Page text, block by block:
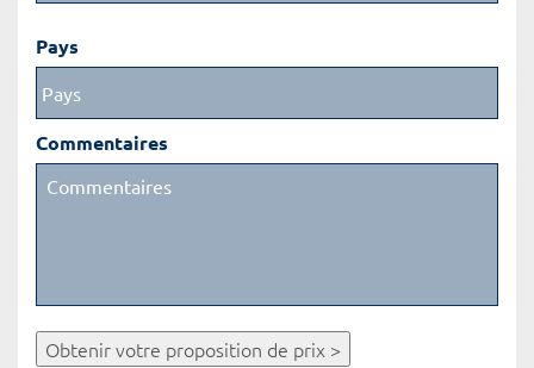
Pays
Commentaires
Obtenir votre proposition de prix >